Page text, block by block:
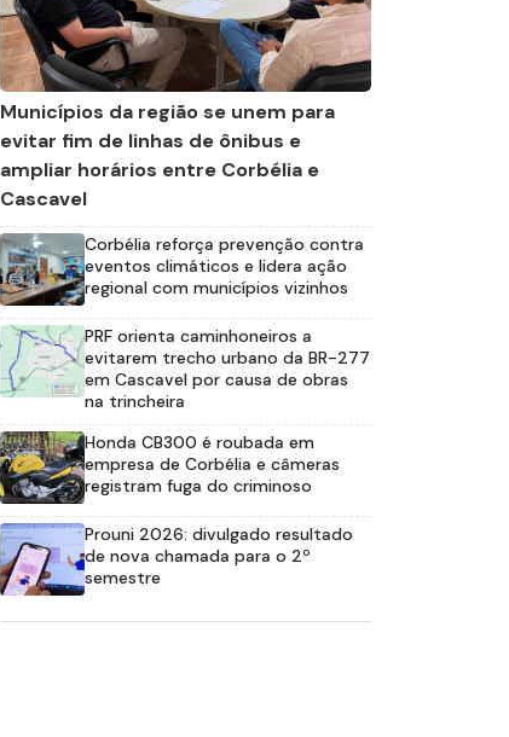
Municípios da região se unem para
evitar fim de linhas de ônibus e
ampliar horários entre Corbélia e
Cascavel
Corbélia reforça prevenção contra
eventos climáticos e lidera ação
regional com municípios vizinhos
PRF orienta caminhoneiros a
evitarem trecho urbano da BR-277
em Cascavel por causa de obras
na trincheira
Honda CB300 é roubada em
empresa de Corbélia e câmeras
registram fuga do criminoso
Prouni 2026: divulgado resultado
de nova chamada para o 2º
semestre